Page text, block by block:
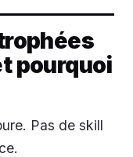
pourquoi
Pas de skill